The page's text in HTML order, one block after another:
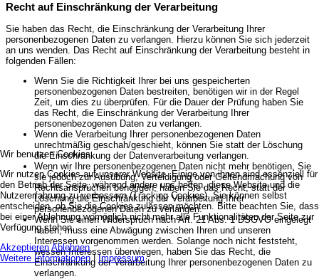
Recht auf Einschränkung der Verarbeitung
Sie haben das Recht, die Einschränkung der Verarbeitung Ihrer
personenbezogenen Daten zu verlangen. Hierzu können Sie sich jederzeit
an uns wenden. Das Recht auf Einschränkung der Verarbeitung besteht in
folgenden Fällen:
Wenn Sie die Richtigkeit Ihrer bei uns gespeicherten
personenbezogenen Daten bestreiten, benötigen wir in der Regel
Zeit, um dies zu überprüfen. Für die Dauer der Prüfung haben Sie
das Recht, die Einschränkung der Verarbeitung Ihrer
personenbezogenen Daten zu verlangen.
Wenn die Verarbeitung Ihrer personenbezogenen Daten
unrechtmäßig geschah/geschieht, können Sie statt der Löschung
die Einschränkung der Datenverarbeitung verlangen.
Wenn wir Ihre personenbezogenen Daten nicht mehr benötigen, Sie
sie jedoch zur Ausübung, Verteidigung oder Geltendmachung von
Rechtsansprüchen benötigen, haben Sie das Recht, statt der
Löschung die Einschränkung der Verarbeitung Ihrer
personenbezogenen Daten zu verlangen.
Wenn Sie einen Widerspruch nach Art. 21 Abs. 1 DSGVO eingelegt
haben, muss eine Abwägung zwischen Ihren und unseren
Interessen vorgenommen werden. Solange noch nicht feststeht,
wessen Interessen überwiegen, haben Sie das Recht, die
Einschränkung der Verarbeitung Ihrer personenbezogenen Daten zu
verlangen.
Wir benutzen Cookies
Wir nutzen Cookies auf unserer Website. Einige von ihnen sind essenziell für
den Betrieb der Seite, während andere uns helfen, diese Website und die
Nutzererfahrung zu verbessern (Tracking Cookies). Sie können selbst
entscheiden, ob Sie die Cookies zulassen möchten. Bitte beachten Sie, dass
bei einer Ablehnung womöglich nicht mehr alle Funktionalitäten der Seite zur
Verfügung stehen.
Akzeptieren Ablehnen
Weitere Informationen|Impressum